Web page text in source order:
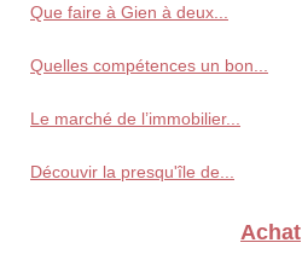
Que faire à Gien à deux...
Quelles compétences un bon...
Le marché de l’immobilier...
Découvir la presqu'île de...
Achat